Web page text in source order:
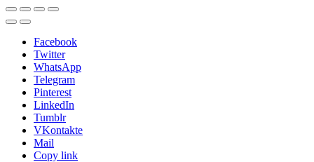
Facebook
Twitter
WhatsApp
Telegram
Pinterest
LinkedIn
Tumblr
VKontakte
Mail
Copy link